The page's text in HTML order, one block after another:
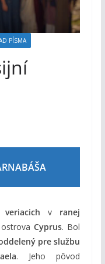
PÍSMA
v ranej
ostrovaCyprus. Bol
pre službu
. Jeho pôvod